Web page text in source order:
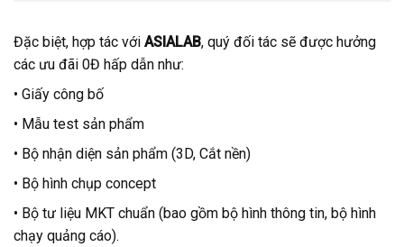
Đặc biệt, hợp tác với ASIALAB, quý đối tác sẽ được hưởng
các ưu đãi 0Đ hấp dẫn như:
• Giấy công bố
• Mẫu test sản phẩm
• Bộ nhận diện sản phẩm (3D, Cắt nền)
• Bộ hình chụp concept
• Bộ tư liệu MKT chuẩn (bao gồm bộ hình thông tin, bộ hình
chạy quảng cáo).